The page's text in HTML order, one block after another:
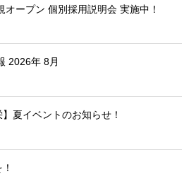
オープン 個別採用説明会 実施中！
2026年 8月
夏イベントのお知らせ！